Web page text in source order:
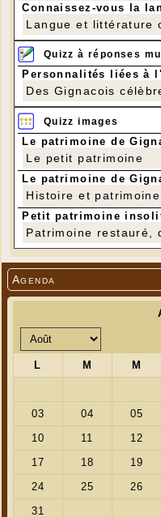
Agenda
Entrée adulte: 6€
Entrée enfant (- de 18
Titulaire de la carte
Connaissez-vous la
Langue et littérature
Quizz à réponses
Personnalités liées à
Des Gignacois
Quizz images
Le patrimoine de
Le petit patrimoine
Le patrimoine de
Histoire et patrimoine
Petit patrimoine
Patrimoine restauré,